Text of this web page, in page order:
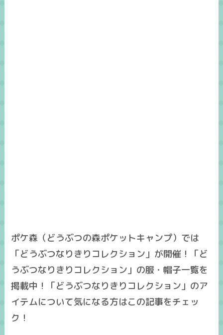
ポケ森（どうぶつの森ポケットキャンプ）では
「どうぶつなりきりコレクション」が開催！「ど
うぶつなりきりコレクション」の服・帽子一覧を
掲載中！「どうぶつなりきりコレクション」のア
イテムについて気になる方はこの記事をチェッ
ク！